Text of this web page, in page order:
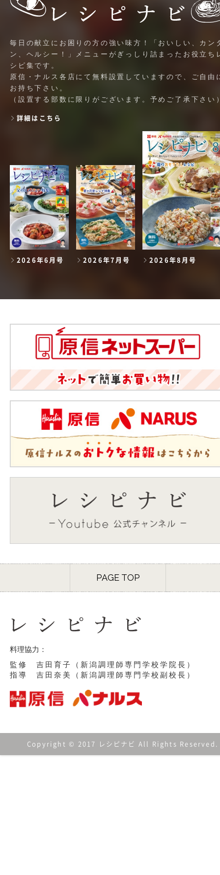
毎日の献立にお困りの方の強い味方！「おいしい、カン
ン、ヘルシー！」メニューがぎっしり詰まったお役立ち
シピ集です。
原信・ナルス各店にて無料設置していますので、ご自由
お持ち下さい。
（設置する部数に限りがございます。予めご了承下さい
詳細はこちら
2026年6月号 2026年7月号 2026年8月号
PAGE TOP
料理協力：
監修 吉田育子（新潟調理師専門学校学院長）
指導 吉田奈美（新潟調理師専門学校副校長）
Copyright © 2017 レシピナビ All Rights Reserved.